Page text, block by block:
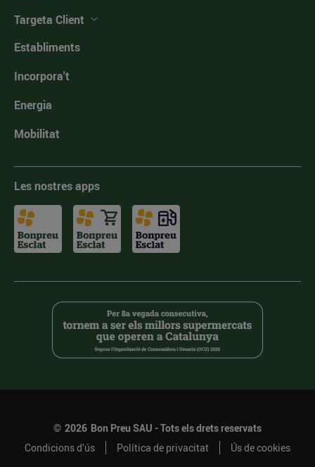
Targeta Client
Establiments
Incorpora't
Energia
Mobilitat
Les nostres apps
© 2026 Bon Preu SAU - Tots els drets reservats
Condicions d’ús
Política de privacitat Ús de cookies